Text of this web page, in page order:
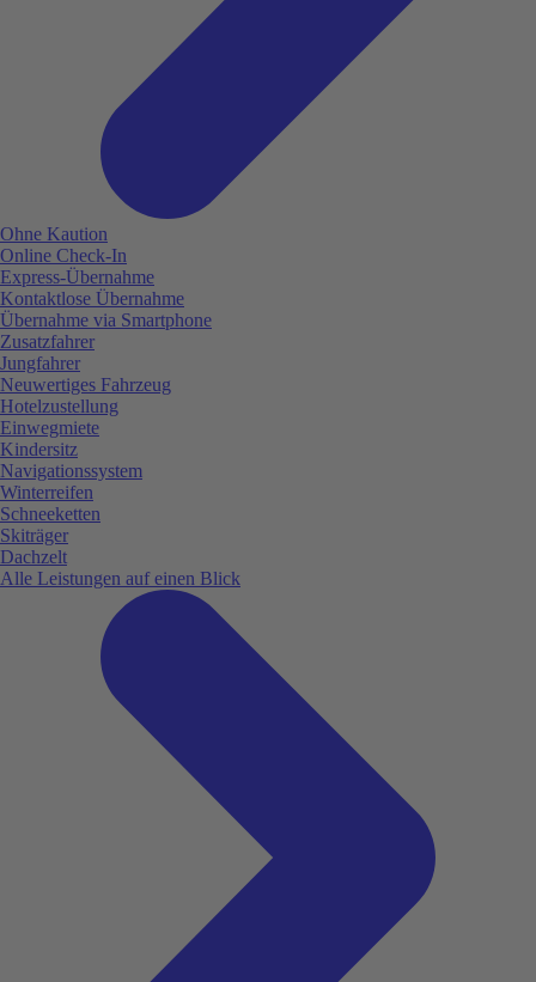
Ohne Kaution
Online Check-In
Express-Übernahme
Kontaktlose Übernahme
Übernahme via Smartphone
Zusatzfahrer
Jungfahrer
Neuwertiges Fahrzeug
Hotelzustellung
Einwegmiete
Kindersitz
Navigationssystem
Winterreifen
Schneeketten
Skiträger
Dachzelt
Alle Leistungen auf einen Blick